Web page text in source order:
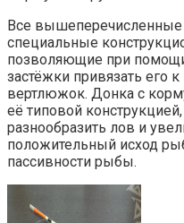
Все
специальные
позволяющие при
застёжки привязать его
вертлюжок. Донка с
её типовой
разнообразить лов и
положительный исход
пассивности рыбы.